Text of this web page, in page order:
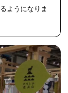
ようになりま